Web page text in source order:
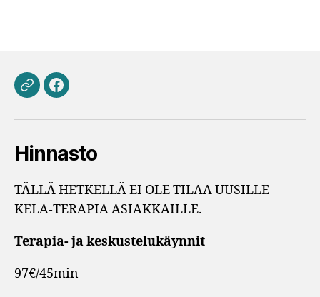
Sähköposti
Facebook
Hinnasto
TÄLLÄ HETKELLÄ EI OLE TILAA UUSILLE
KELA-TERAPIA ASIAKKAILLE.
Terapia- ja keskustelukäynnit
97€/45min